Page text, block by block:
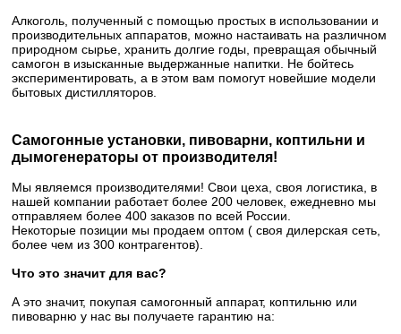
Алкоголь, полученный с помощью простых в использовании и
производительных аппаратов, можно настаивать на различном
природном сырье, хранить долгие годы, превращая обычный
самогон в изысканные выдержанные напитки. Не бойтесь
экспериментировать, а в этом вам помогут новейшие модели
бытовых дистилляторов.
Самогонные установки, пивоварни, коптильни и
дымогенераторы от производителя!
Мы являемся производителями! Свои цеха, своя логистика, в
нашей компании работает более 200 человек, ежедневно мы
отправляем более 400 заказов по всей России.
Некоторые позиции мы продаем оптом ( своя дилерская сеть,
более чем из 300 контрагентов).
Что это значит для вас?
А это значит, покупая самогонный аппарат, коптильню или
пивоварню у нас вы получаете гарантию на: